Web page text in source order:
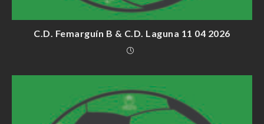
C.D. Femarguín B & C.D. Laguna 11 04 2026